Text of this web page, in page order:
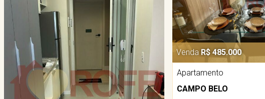
Venda R$ 485.000
Apartamento
CAMPO BELO